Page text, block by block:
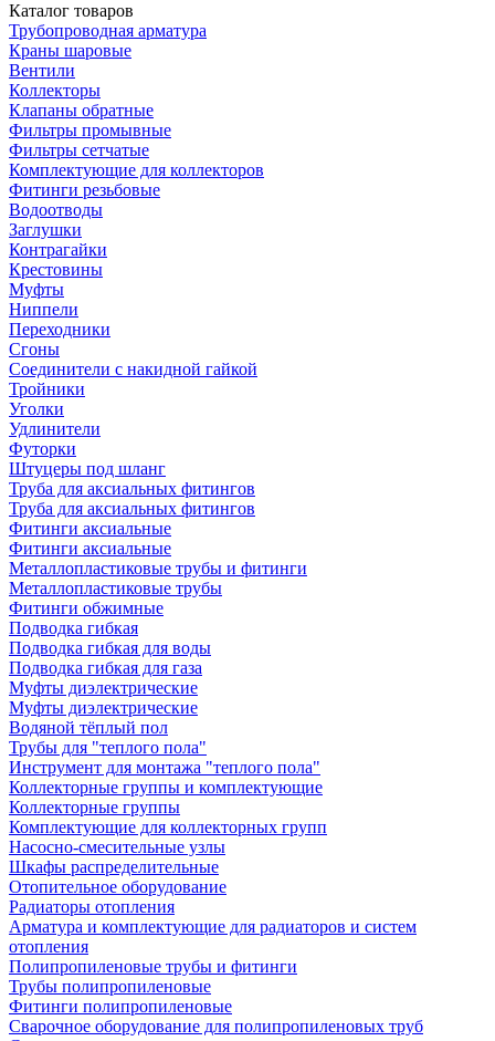
Каталог товаров
Трубопроводная арматура
Краны шаровые
Вентили
Коллекторы
Клапаны обратные
Фильтры промывные
Фильтры сетчатые
Комплектующие для коллекторов
Фитинги резьбовые
Водоотводы
Заглушки
Контрагайки
Крестовины
Муфты
Ниппели
Переходники
Сгоны
Соединители с накидной гайкой
Тройники
Уголки
Удлинители
Футорки
Штуцеры под шланг
Труба для аксиальных фитингов
Труба для аксиальных фитингов
Фитинги аксиальные
Фитинги аксиальные
Металлопластиковые трубы и фитинги
Металлопластиковые трубы
Фитинги обжимные
Подводка гибкая
Подводка гибкая для воды
Подводка гибкая для газа
Муфты диэлектрические
Муфты диэлектрические
Водяной тёплый пол
Трубы для "теплого пола"
Инструмент для монтажа "теплого пола"
Коллекторные группы и комплектующие
Коллекторные группы
Комплектующие для коллекторных групп
Насосно-смесительные узлы
Шкафы распределительные
Отопительное оборудование
Радиаторы отопления
Арматура и комплектующие для радиаторов и систем
отопления
Полипропиленовые трубы и фитинги
Трубы полипропиленовые
Фитинги полипропиленовые
Сварочное оборудование для полипропиленовых труб